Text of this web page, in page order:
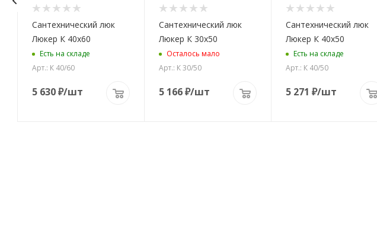
Сантехнический люк
Люкер К 40x60
Есть на складе
Арт.: К 40/60
5 630₽/шт
Сантехнический люк
Люкер К 30x50
Осталось мало
Арт.: К 30/50
5 166₽/шт
Сантехнический люк
Люкер К 40x50
Есть на складе
Арт.: К 40/50
5 271 ₽/шт